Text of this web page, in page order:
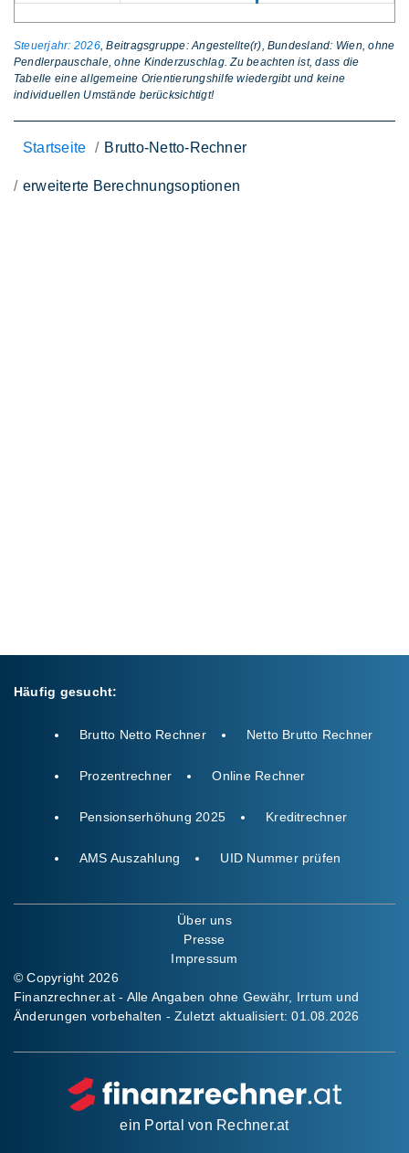
Steuerjahr: 2026, Beitragsgruppe: Angestellte(r), Bundesland: Wien, ohne
Pendlerpauschale, ohne Kinderzuschlag. Zu beachten ist, dass die
Tabelle eine allgemeine Orientierungshilfe wiedergibt und keine
individuellen Umstände berücksichtigt!
Startseite Brutto-Netto-Rechner
erweiterte Berechnungsoptionen
Häufig gesucht:
Brutto Netto Rechner Netto Brutto Rechner
Prozentrechner Online Rechner
Pensionserhöhung 2025 Kreditrechner
AMS Auszahlung UID Nummer prüfen
Über uns
Presse
Impressum
© Copyright 2026
Finanzrechner.at - Alle Angaben ohne Gewähr, Irrtum und
Änderungen vorbehalten - Zuletzt aktualisiert:01.08.2026
ein Portal von Rechner.at